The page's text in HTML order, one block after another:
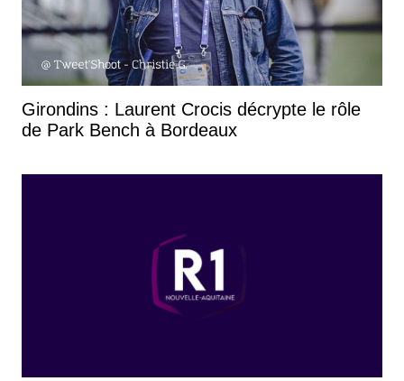
Girondins : Laurent Crocis décrypte le rôle
de Park Bench à Bordeaux